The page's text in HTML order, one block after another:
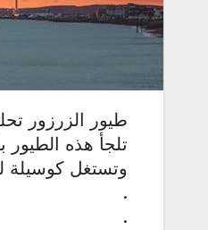
طيور الزرزور
‏تلجأ هذه
وتستغل كوسيلة
.
.